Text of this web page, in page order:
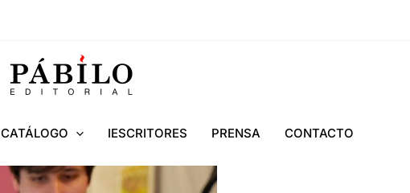
CATÁLOGO IESCRITORES PRENSA CONTACTO